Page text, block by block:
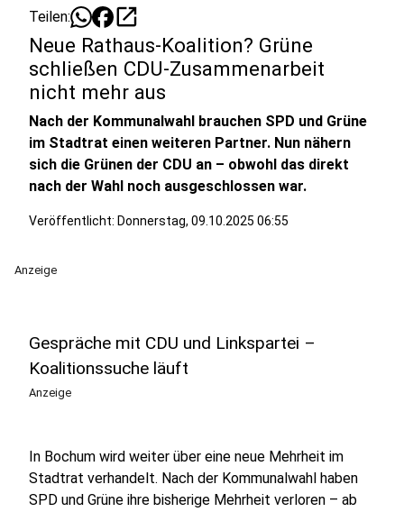
Teilen: open_in_new
Neue Rathaus-Koalition? Grüne
schließen CDU-Zusammenarbeit
nicht mehr aus
Nach der Kommunalwahl brauchen SPD und Grüne
im Stadtrat einen weiteren Partner. Nun nähern
sich die Grünen der CDU an – obwohl das direkt
nach der Wahl noch ausgeschlossen war.
Veröffentlicht: Donnerstag, 09.10.2025 06:55
Anzeige
Gespräche mit CDU und Linkspartei –
Koalitionssuche läuft
Anzeige
In Bochum wird weiter über eine neue Mehrheit im
Stadtrat verhandelt. Nach der Kommunalwahl haben
SPD und Grüne ihre bisherige Mehrheit verloren – ab